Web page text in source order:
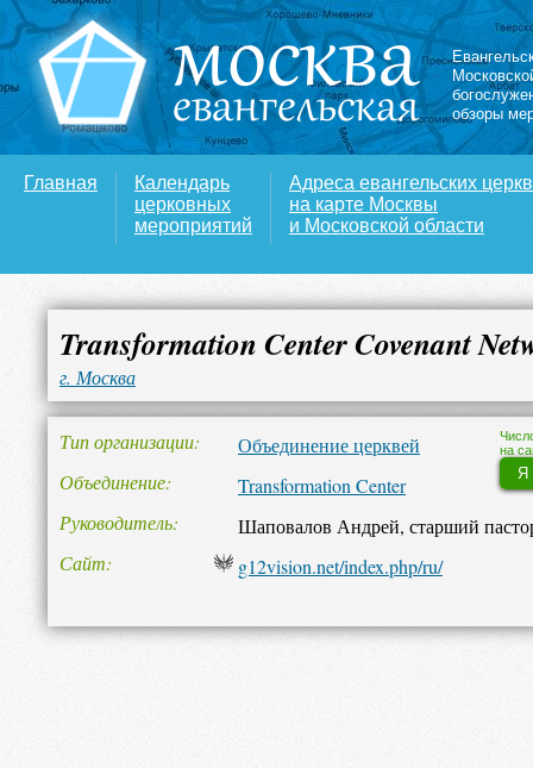
обзоры
Главная
Календарь
церковных
мероприятий
Адреса евангельских
на карте Москвы
и Московской области
Transformation Center Covenant
г. Москва
на
Я
Тип организации
Объединение церквей
Объединение
Transformation Center
Руководитель
Шаповалов Андрей, старший
Сайт
g12vision.net/index.php/ru/